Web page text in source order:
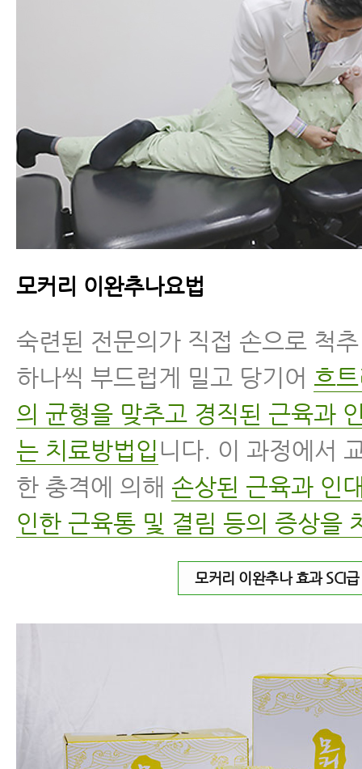
모커리 이완추나요법
숙련된 전문의가 직접 손으로 척
하나씩 부드럽게 밀고 당기어 흐
의 균형을 맞추고 경직된 근육과
는 치료방법입 니다. 이 과정에서
한 충격에 의해 손상된 근육과 인
인한 근육통 및 결림 등의 증상을
모커리 이완추나 효과 SCI